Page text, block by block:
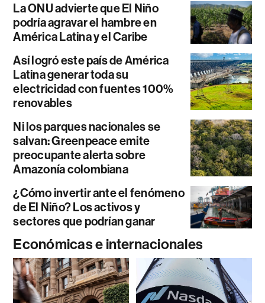
La ONU advierte que El Niño
podría agravar el hambre en
América Latina y el Caribe
Así logró este país de América
Latina generar toda su
electricidad con fuentes 100%
renovables
Ni los parques nacionales se
salvan: Greenpeace emite
preocupante alerta sobre
Amazonía colombiana
¿Cómo invertir ante el fenómeno
de El Niño? Los activos y
sectores que podrían ganar
Económicas e internacionales